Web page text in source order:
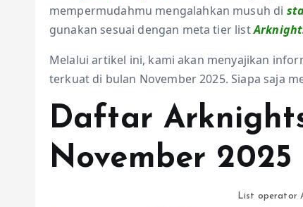
mempermudahmu mengalahkan musuh di
gunakan sesuai dengan meta tier list
Melalui artikel ini, kami akan menyajikan
terkuat di bulan November 2025. Siapa saja
Daftar
November 2025
List operator